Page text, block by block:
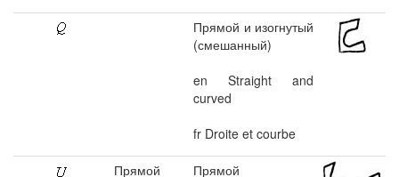
Прямой и изогнутый
(смешанный)
en Straight and
curved
fr Droite et courbe
Прямой Прямой